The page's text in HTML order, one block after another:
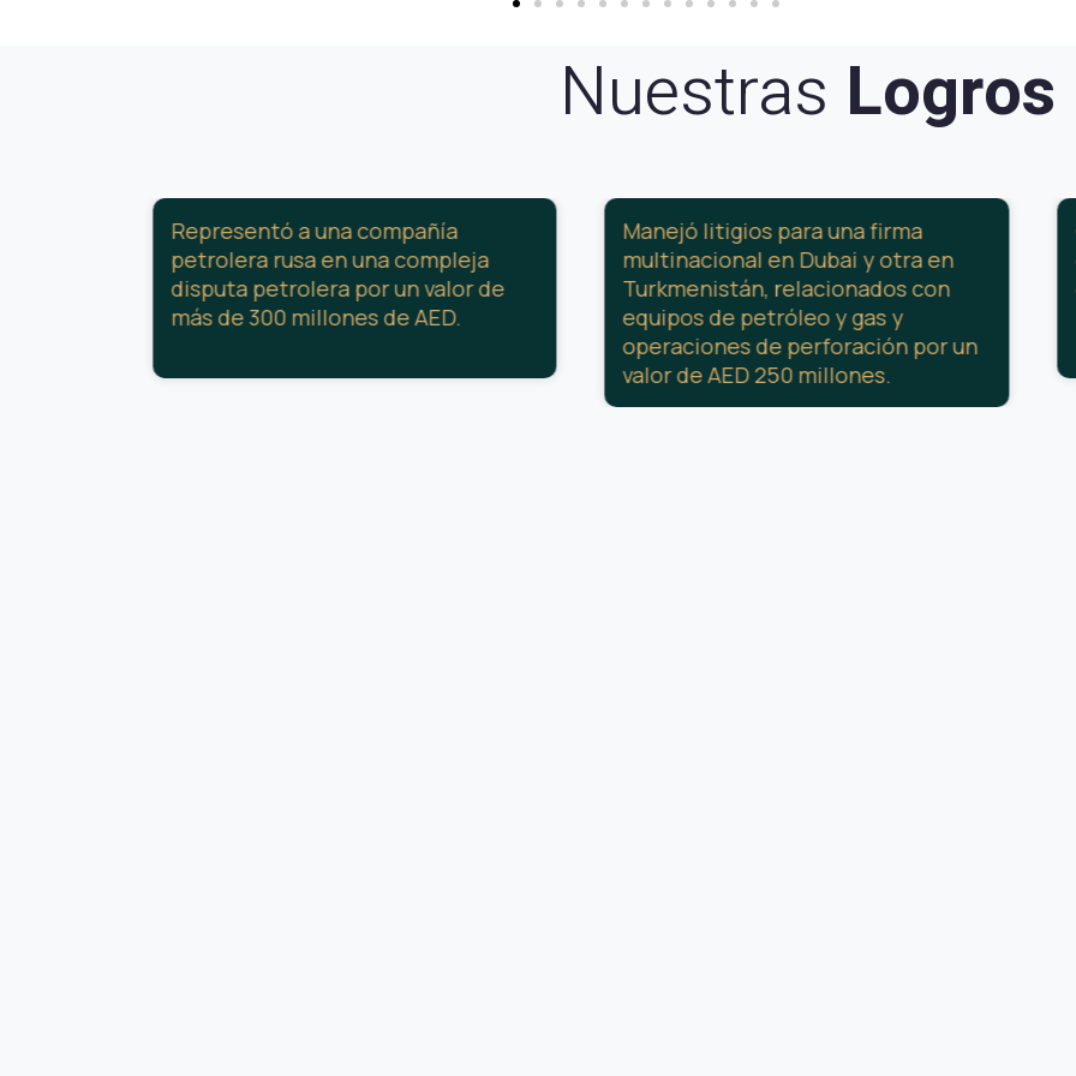
Nuestras Logros
Representó a una compañía
petrolera rusa en una compleja
disputa petrolera por un valor de
más de 300 millones de AED.
Manejó litigios para una firma
multinacional en Dubai y otra en
Turkmenistán, relacionados con
equipos de petróleo y gas y
operaciones de perforación por un
valor de AED 250 millones.